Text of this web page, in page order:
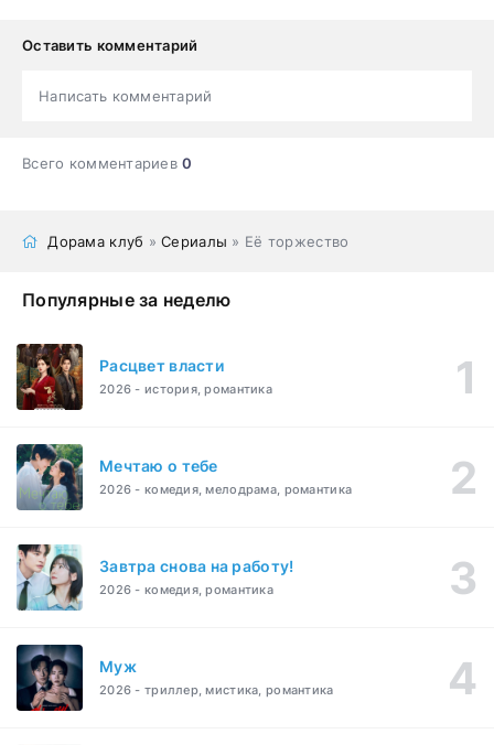
Оставить комментарий
Написать комментарий
Всего комментариев0
Дорама клуб »Сериалы » Её торжество
Популярные за неделю
Расцвет власти
2026 - история, романтика
Мечтаю о тебе
2026 - комедия, мелодрама, романтика
Завтра снова на работу!
2026 - комедия, романтика
Муж
2026 - триллер, мистика, романтика